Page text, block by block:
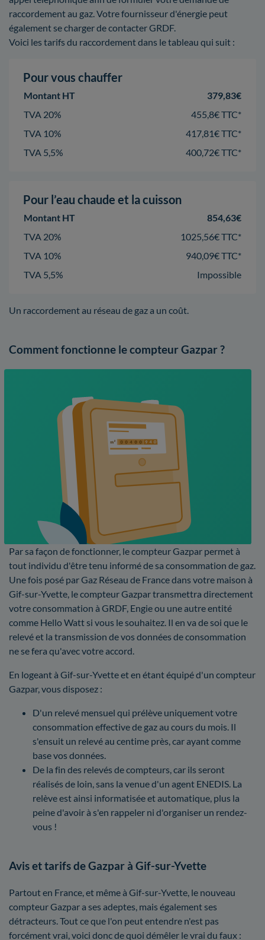
raccordement au gaz. Votre fournisseur d'énergie peut
également se charger de contacter GRDF.
Voici les tarifs du raccordement dans le tableau qui suit :
Pour vous chauffer
Montant HT
379,83€
TVA 20%
455,8€ TTC*
TVA 10%
417,81€ TTC*
TVA 5,5%
400,72€ TTC*
Pour l’eau chaude et la cuisson
Montant HT
854,63€
TVA 20%
1025,56€ TTC*
TVA 10%
940,09€ TTC*
TVA 5,5%
Impossible
Un raccordement au réseau de gaz a un coût.
Comment fonctionne le compteur Gazpar ?
Par sa façon de fonctionner, le compteur Gazpar permet à
tout individu d'être tenu informé de sa consommation de gaz.
Une fois posé par Gaz Réseau de France dans votre maison à
Gif-sur-Yvette, le compteur Gazpar transmettra directement
votre consommation à GRDF, Engie ou une autre entité
comme Hello Watt si vous le souhaitez. Il en va de soi que le
relevé et la transmission de vos données de consommation
ne se fera qu'avec votre accord.
En logeant à Gif-sur-Yvette et en étant équipé d'un compteur
Gazpar, vous disposez :
D'un relevé mensuel qui prélève uniquement votre
consommation effective de gaz au cours du mois. Il
s'ensuit un relevé au centime près, car ayant comme
base vos données.
De la fin des relevés de compteurs, car ils seront
réalisés de loin, sans la venue d'un agent ENEDIS. La
relève est ainsi informatisée et automatique, plus la
peine d'avoir à s'en rappeler ni d'organiser un rendez-
vous !
Avis et tarifs de Gazpar à Gif-sur-Yvette
Partout en France, et même à Gif-sur-Yvette, le nouveau
compteur Gazpar a ses adeptes, mais également ses
détracteurs. Tout ce que l'on peut entendre n'est pas
forcément vrai, voici donc de quoi démêler le vrai du faux :